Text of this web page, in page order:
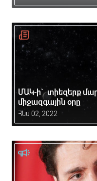
ՄԱԿ-ի` տիեզերք
միջազգային օրը
Հնս 02, 2022